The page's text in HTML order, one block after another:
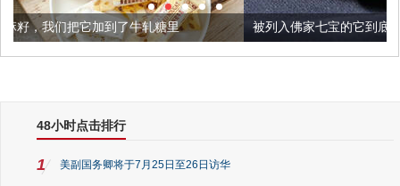
牛轧糖里 被列入佛家七宝的它到底有多美？
48小时点击排行
1 美副国务卿将于7月25日至26日访华